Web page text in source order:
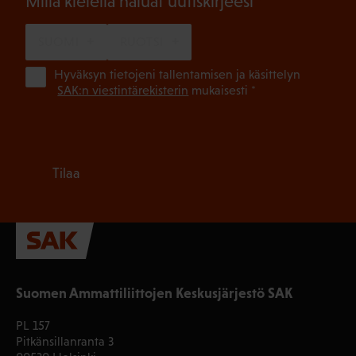
Suomen Ammattiliittojen Keskusjärjestö SAK
PL 157
Pitkänsillanranta 3
Hyväksyn tietojeni tallentamisen ja käsittelyn
SAK:n viestintärekisterin mukaisesti *
Tilaa